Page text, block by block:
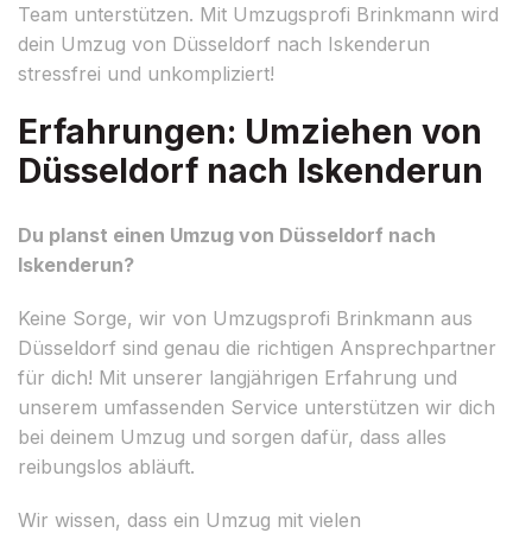
Team unterstützen. Mit Umzugsprofi Brinkmann wird
dein Umzug von Düsseldorf nach Iskenderun
stressfrei und unkompliziert!
Erfahrungen: Umziehen von
Düsseldorf nach Iskenderun
Du planst einen Umzug von Düsseldorf nach
Iskenderun?
Keine Sorge, wir von Umzugsprofi Brinkmann aus
Düsseldorf sind genau die richtigen Ansprechpartner
für dich! Mit unserer langjährigen Erfahrung und
unserem umfassenden Service unterstützen wir dich
bei deinem Umzug und sorgen dafür, dass alles
reibungslos abläuft.
Wir wissen, dass ein Umzug mit vielen